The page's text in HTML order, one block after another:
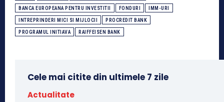
BANCA EUROPEANA PENTRU INVESTITII FONDURI IMM-URI
INTREPRINDERI MICI SI MIJLOCII PROCREDIT BANK
PROGRAMUL INITIAVA RAIFFEISEN BANK
Cele mai citite din ultimele 7 zile
Actualitate